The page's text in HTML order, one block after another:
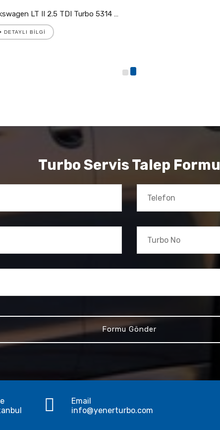
Volkswagen LT II 2.5 TDI Turbo 5314 988 7025
DETAYLI BILGI
Turbo Servis Talep Formu
Email
info@yenerturbo.com